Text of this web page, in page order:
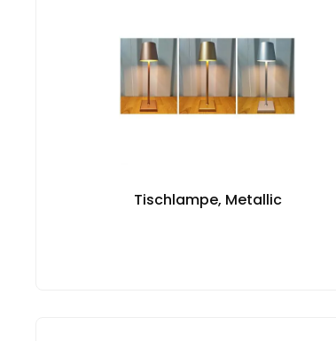
Tischlampe, Metallic